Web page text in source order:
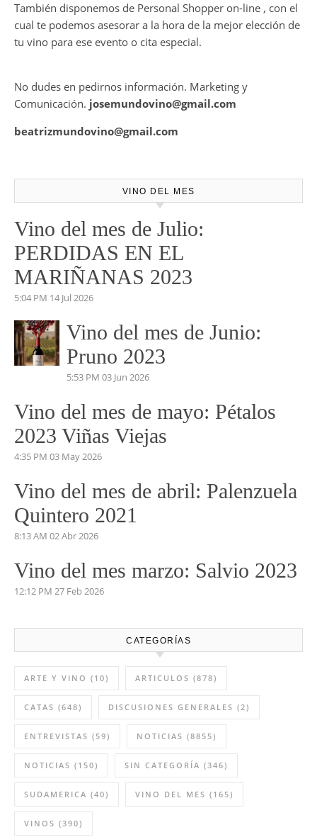
También disponemos de Personal Shopper on-line , con el
cual te podemos asesorar a la hora de la mejor elección de
tu vino para ese evento o cita especial.
No dudes en pedirnos información. Marketing y
Comunicación. josemundovino@gmail.com
beatrizmundovino@gmail.com
VINO DEL MES
Vino del mes de Julio:
PERDIDAS EN EL
MARIÑANAS 2023
5:04 PM 14 Jul 2026
Vino del mes de Junio:
Pruno 2023
5:53 PM 03 Jun 2026
Vino del mes de mayo: Pétalos
2023 Viñas Viejas
4:35 PM 03 May 2026
Vino del mes de abril: Palenzuela
Quintero 2021
8:13 AM 02 Abr 2026
Vino del mes marzo: Salvio 2023
12:12 PM 27 Feb 2026
CATEGORÍAS
ARTE Y VINO (10) ARTICULOS (878)
CATAS (648) DISCUSIONES GENERALES (2)
ENTREVISTAS (59) NOTICIAS (8855)
NOTICIAS (150) SIN CATEGORÍA (346)
SUDAMERICA (40) VINO DEL MES (165)
VINOS (390)